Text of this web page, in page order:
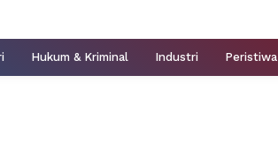
Hukum & Kriminal Industri Peristiwa